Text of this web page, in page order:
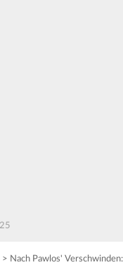
> Nach Pawlos'